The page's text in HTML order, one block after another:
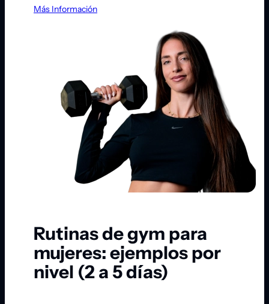
Más Información
Rutinas de gym para
mujeres: ejemplos por
nivel (2 a 5 días)